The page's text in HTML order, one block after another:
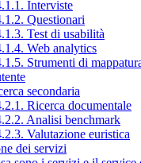
Interviste
Questionari
Test di usabilità
Web analytics
Strumenti di
secondaria
Ricerca documentale
Analisi benchmark
Valutazione euristica
dei servizi